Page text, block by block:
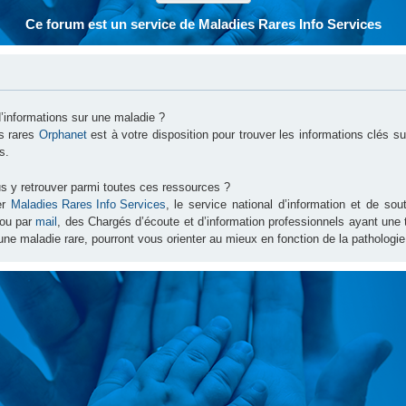
Ce forum est un service de Maladies Rares Info Services
sur une maladie ?
rares Orphanetest à votre disposition pour trouver les informations clés
y retrouver parmi toutes ces ressources ?
Maladies Rares Info Services, le service national d’information et de
parmail , des Chargés d’écoute et d’information professionnels ayant
maladie rare, pourront vous orienter au mieux en fonction de la